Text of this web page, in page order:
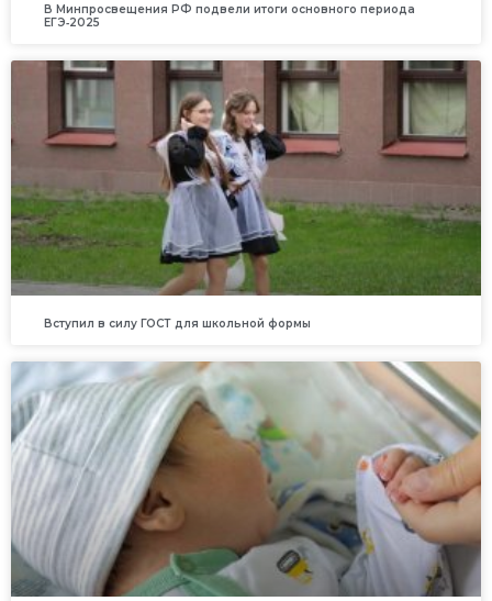
В Минпросвещения РФ подвели итоги основного периода
ЕГЭ‑2025
Вступил в силу ГОСТ для школьной формы